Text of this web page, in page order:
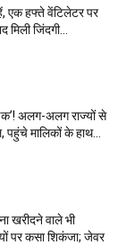
एक हफ्ते वेंटिलेटर पर
जिंदगी…
अलग-अलग राज्यों से
पहुंचे मालिकों के हाथ…
खरीदने वाले भी
पर कसा शिकंजा; जेवर